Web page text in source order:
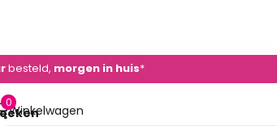
- 450 882
besteld, morgen in huis*
Winkelwagen
0